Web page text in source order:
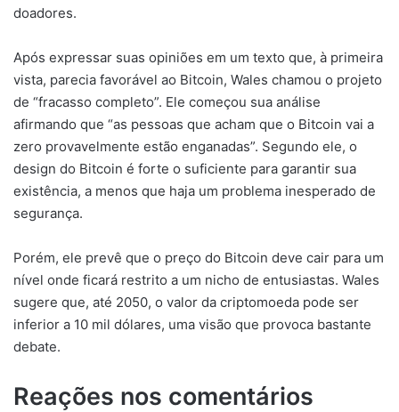
doadores.
Após expressar suas opiniões em um texto que, à primeira
vista, parecia favorável ao Bitcoin, Wales chamou o projeto
de “fracasso completo”. Ele começou sua análise
afirmando que “as pessoas que acham que o Bitcoin vai a
zero provavelmente estão enganadas”. Segundo ele, o
design do Bitcoin é forte o suficiente para garantir sua
existência, a menos que haja um problema inesperado de
segurança.
Porém, ele prevê que o preço do Bitcoin deve cair para um
nível onde ficará restrito a um nicho de entusiastas. Wales
sugere que, até 2050, o valor da criptomoeda pode ser
inferior a 10 mil dólares, uma visão que provoca bastante
debate.
Reações nos comentários